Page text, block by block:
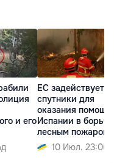
и его
ЕС задействует
спутники для
оказания помощи
Испании в
лесным пожаром
10 Июл. 23:06